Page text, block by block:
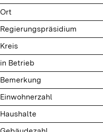
Ort
Regierungspräsidium
Kreis
in Betrieb
Bemerkung
Einwohnerzahl
Haushalte